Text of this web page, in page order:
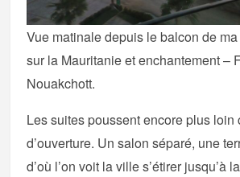
Vue matinale depuis le balcon de
sur la Mauritanie et enchantement –
Nouakchott.
Les suites poussent encore plus loin
d’ouverture. Un salon séparé, une
d’où l’on voit la ville s’étirer jusqu’à